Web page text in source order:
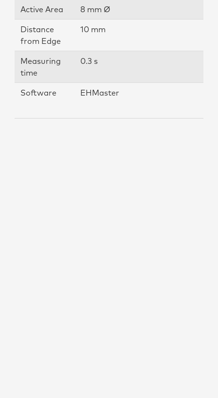
Active Area 8 mm Ø
Distance
from Edge
10 mm
Measuring
time
0.3 s
Software EHMaster